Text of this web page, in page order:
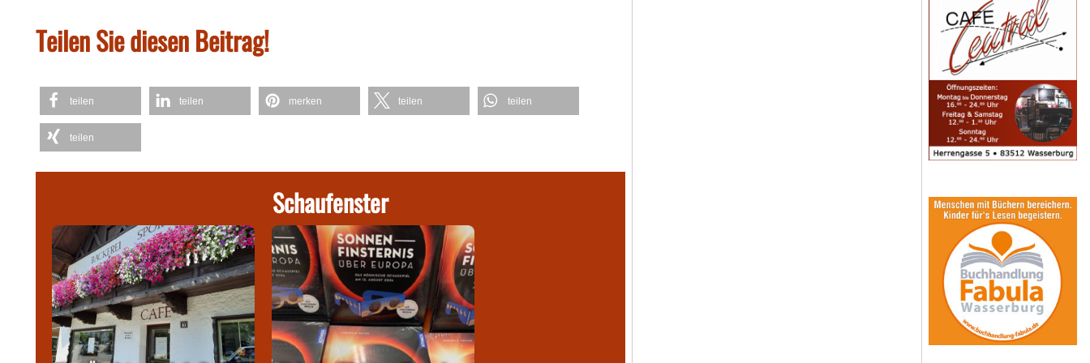
Teilen Sie diesen Beitrag!
teilen teilen merken teilen teilen
teilen
Schaufenster